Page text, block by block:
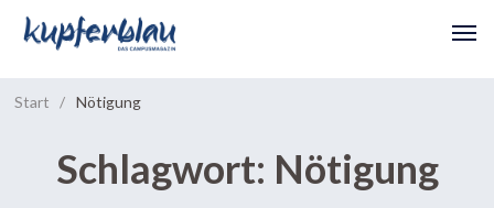
Start / Nötigung
Schlagwort: Nötigung